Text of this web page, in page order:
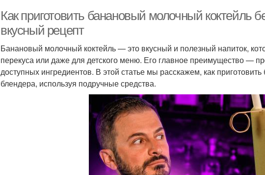
Как приготовить банановый молочный коктейль
вкусный рецепт
Банановый молочный коктейль — это вкусный и полезный напиток,
перекуса или даже для детского меню. Его главное преимущество —
доступных ингредиентов. В этой статье мы расскажем, как
блендера, используя подручные средства.